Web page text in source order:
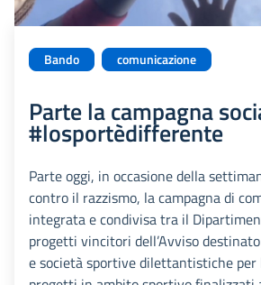
Bando comunicazione
Parte la campagna
#losportèdifferente
Parte oggi, in occasione della
contro il razzismo, la campagna di
integrata e condivisa tra il
progetti vincitori dell’Avviso
e società sportive dilettantistiche per